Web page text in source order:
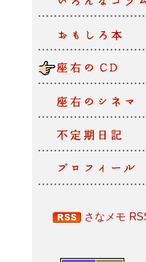
さなメモ